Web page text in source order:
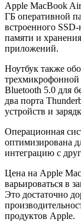
Apple MacBook
ГБ оперативной
встроенного
памяти и
приложений.
Ноутбук также
Bluetooth 5.0 для
два порта
устройств и
Операционная
оптимизирована
интеграцию с
Цена на Apple
варьироваться в
Это достаточно
продуктов Apple.